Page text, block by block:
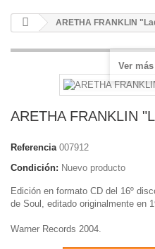
ARETHA FRANKLIN
Ver
ARETHA FRANKLIN
Referencia 007912
Condición: Nuevo producto
Edición en formato CD del 16º
de Soul, editado originalmente en
Warner Records 2004.